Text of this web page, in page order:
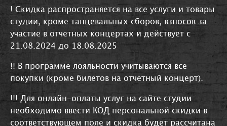
! Скидка распространяется на все услуги и товары
студии, кроме танцевальных сборов, взносов за
участие в отчетных концертах и действует с
21.08.2024 до 18.08.2025
!! В программе лояльности учитываются все
покупки (кроме билетов на отчетный концерт).
!!! Для онлайн-оплаты услуг на сайте студии
необходимо ввести КОД персональной скидки в
соответствующем поле и скидка будет рассчитана